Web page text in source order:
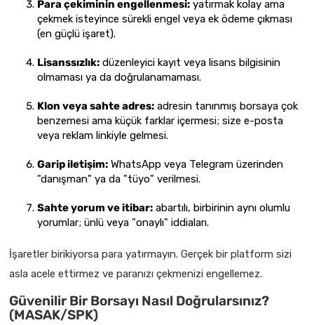
Para çekiminin engellenmesi: yatırmak kolay ama
çekmek isteyince sürekli engel veya ek ödeme çıkması
(en güçlü işaret).
Lisanssızlık: düzenleyici kayıt veya lisans bilgisinin
olmaması ya da doğrulanamaması.
Klon veya sahte adres: adresin tanınmış borsaya çok
benzemesi ama küçük farklar içermesi; size e-posta
veya reklam linkiyle gelmesi.
Garip iletişim: WhatsApp veya Telegram üzerinden
"danışman" ya da "tüyo" verilmesi.
Sahte yorum ve itibar: abartılı, birbirinin aynı olumlu
yorumlar; ünlü veya "onaylı" iddiaları.
İşaretler birikiyorsa para yatırmayın. Gerçek bir platform sizi
asla acele ettirmez ve paranızı çekmenizi engellemez.
Güvenilir Bir Borsayı Nasıl Doğrularsınız?
(MASAK/SPK)